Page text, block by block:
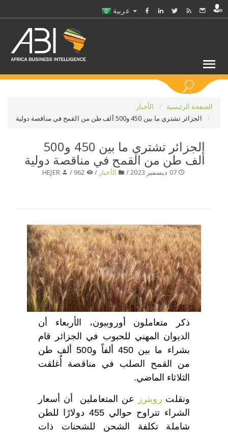
حدد ملفا
اختر بلدا/بلدان
الصفحة الرئيسية
الأخبار
الجزائر تشتري ما بين 450 و500 ألف طن من القمح في مناقصة دولية
الجزائر تشتري ما بين 450 و500
ألف طن من القمح في مناقصة دولية
07 ديسمبر 2023 / الأخبار /
HEJER
ذكر متعاملون أوروبيون، الأربعاء أن
الديوان المهني للحبوب في الجزائر قام
بشراء ما بين 450 ألفاً و500 ألف طن
من القمح الصلب في مناقصة أُغلقت
الثلاثاء الماضي.
ونقلت رويترز
عن المتعاملين أن أسعار
الشراء تتراوح حوالي 455 دولارًا للطن
شاملة تكلفة الشحن للشحنات ذات